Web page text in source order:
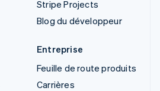
Stripe Projects
Blog du développeur
Entreprise
Feuille de route produits
Carrières